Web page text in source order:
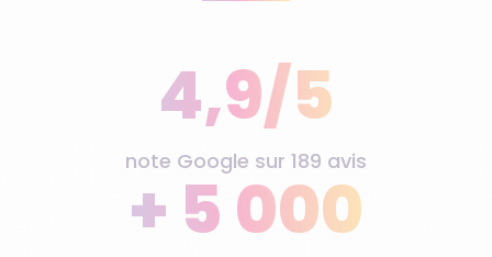
4,9/5
note Google sur 189 avis
+ 5 000